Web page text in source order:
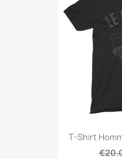
T-Shirt